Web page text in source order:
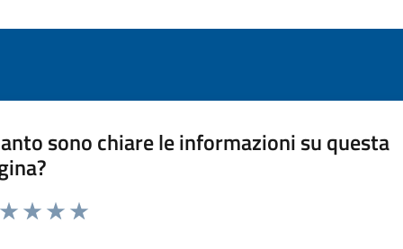
sono chiare le informazioni su questa
da 1 a 5 stelle la pagina